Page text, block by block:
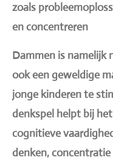
zoals
en concentreren
Dammen is namelijk
ook een geweldige
jonge kinderen te
denkspel helpt bij
cognitieve
denken,